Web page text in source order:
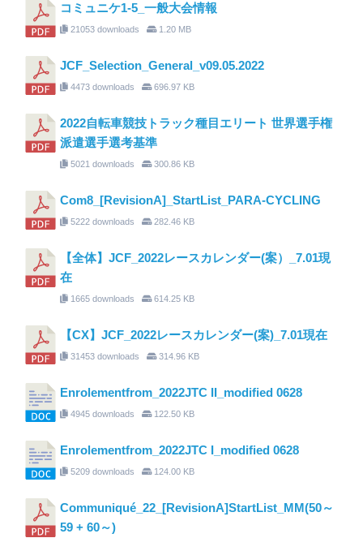
コミュニケ1-5_一般大会情報
21053 downloads 1.20 MB
JCF_Selection_General_v09.05.2022
4473 downloads 696.97 KB
2022自転車競技トラック種目エリート 世界選手権
派遣選手選考基準
5021 downloads 300.86 KB
Com8_[RevisionA]_StartList_PARA-CYCLING
5222 downloads 282.46 KB
【全体】JCF_2022レースカレンダー(案）_7.01現
在
1665 downloads 614.25 KB
【CX】JCF_2022レースカレンダー(案)_7.01現在
31453 downloads 314.96 KB
Enrolementfrom_2022JTC II_modified 0628
4945 downloads 122.50 KB
Enrolementfrom_2022JTC I_modified 0628
5209 downloads 124.00 KB
Communiqué_22_[RevisionA]StartList_MM(50～
59 + 60～)